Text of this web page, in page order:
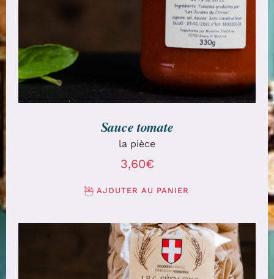
Sauce tomate
la pièce
3,60€
AJOUTER AU PANIER